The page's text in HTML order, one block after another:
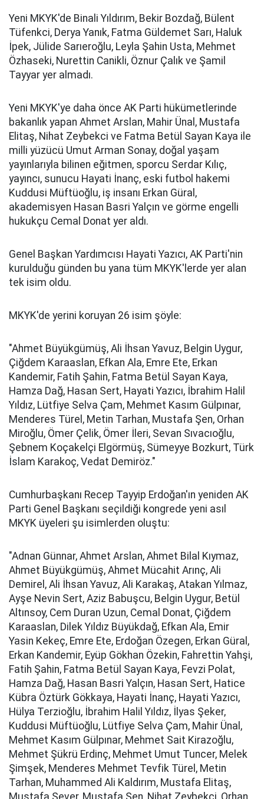
Yeni MKYK'de Binali Yıldırım, Bekir Bozdağ, Bülent
Tüfenkci, Derya Yanık, Fatma Güldemet Sarı, Haluk
İpek, Jülide Sarıeroğlu, Leyla Şahin Usta, Mehmet
Özhaseki, Nurettin Canikli, Öznur Çalık ve Şamil
Tayyar yer almadı.
Yeni MKYK'ye daha önce AK Parti hükümetlerinde
bakanlık yapan Ahmet Arslan, Mahir Ünal, Mustafa
Elitaş, Nihat Zeybekci ve Fatma Betül Sayan Kaya ile
milli yüzücü Umut Arman Sonay, doğal yaşam
yayınlarıyla bilinen eğitmen, sporcu Serdar Kılıç,
yayıncı, sunucu Hayati İnanç, eski futbol hakemi
Kuddusi Müftüoğlu, iş insanı Erkan Güral,
akademisyen Hasan Basri Yalçın ve görme engelli
hukukçu Cemal Donat yer aldı.
Genel Başkan Yardımcısı Hayati Yazıcı, AK Parti'nin
kurulduğu günden bu yana tüm MKYK'lerde yer alan
tek isim oldu.
MKYK'de yerini koruyan 26 isim şöyle:
"Ahmet Büyükgümüş, Ali İhsan Yavuz, Belgin Uygur,
Çiğdem Karaaslan, Efkan Ala, Emre Ete, Erkan
Kandemir, Fatih Şahin, Fatma Betül Sayan Kaya,
Hamza Dağ, Hasan Sert, Hayati Yazıcı, İbrahim Halil
Yıldız, Lütfiye Selva Çam, Mehmet Kasım Gülpınar,
Menderes Türel, Metin Tarhan, Mustafa Şen, Orhan
Miroğlu, Ömer Çelik, Ömer İleri, Sevan Sıvacıoğlu,
Şebnem Koçakelçi Elgörmüş, Sümeyye Bozkurt, Türk
İslam Karakoç, Vedat Demiröz."
Cumhurbaşkanı Recep Tayyip Erdoğan'ın yeniden AK
Parti Genel Başkanı seçildiği kongrede yeni asıl
MKYK üyeleri şu isimlerden oluştu:
"Adnan Günnar, Ahmet Arslan, Ahmet Bilal Kıymaz,
Ahmet Büyükgümüş, Ahmet Mücahit Arınç, Ali
Demirel, Ali İhsan Yavuz, Ali Karakaş, Atakan Yılmaz,
Ayşe Nevin Sert, Aziz Babuşcu, Belgin Uygur, Betül
Altınsoy, Cem Duran Uzun, Cemal Donat, Çiğdem
Karaaslan, Dilek Yıldız Büyükdağ, Efkan Ala, Emir
Yasin Kekeç, Emre Ete, Erdoğan Özegen, Erkan Güral,
Erkan Kandemir, Eyüp Gökhan Özekin, Fahrettin Yahşi,
Fatih Şahin, Fatma Betül Sayan Kaya, Fevzi Polat,
Hamza Dağ, Hasan Basri Yalçın, Hasan Sert, Hatice
Kübra Öztürk Gökkaya, Hayati İnanç, Hayati Yazıcı,
Hülya Terzioğlu, İbrahim Halil Yıldız, İlyas Şeker,
Kuddusi Müftüoğlu, Lütfiye Selva Çam, Mahir Ünal,
Mehmet Kasım Gülpınar, Mehmet Sait Kirazoğlu,
Mehmet Şükrü Erdinç, Mehmet Umut Tuncer, Melek
Şimşek, Menderes Mehmet Tevfik Türel, Metin
Tarhan, Muhammed Ali Kaldırım, Mustafa Elitaş,
Mustafa Sever, Mustafa Şen, Nihat Zeybekci, Orhan